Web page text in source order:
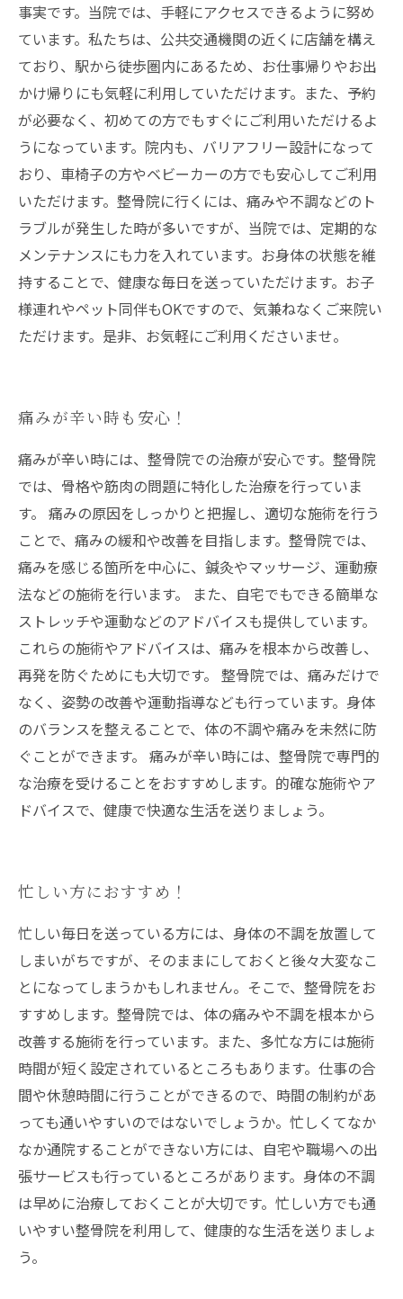
事実です。当院では、手軽にアクセスできるように努め
ています。私たちは、公共交通機関の近くに店舗を構え
ており、駅から徒歩圏内にあるため、お仕事帰りやお出
かけ帰りにも気軽に利用していただけます。また、予約
が必要なく、初めての方でもすぐにご利用いただけるよ
うになっています。院内も、バリアフリー設計になって
おり、車椅子の方やベビーカーの方でも安心してご利用
いただけます。整骨院に行くには、痛みや不調などのト
ラブルが発生した時が多いですが、当院では、定期的な
メンテナンスにも力を入れています。お身体の状態を維
持することで、健康な毎日を送っていただけます。お子
様連れやペット同伴もOKですので、気兼ねなくご来院い
ただけます。是非、お気軽にご利用くださいませ。
痛みが辛い時も安心！
痛みが辛い時には、整骨院での治療が安心です。整骨院
では、骨格や筋肉の問題に特化した治療を行っていま
す。 痛みの原因をしっかりと把握し、適切な施術を行う
ことで、痛みの緩和や改善を目指します。整骨院では、
痛みを感じる箇所を中心に、鍼灸やマッサージ、運動療
法などの施術を行います。 また、自宅でもできる簡単な
ストレッチや運動などのアドバイスも提供しています。
これらの施術やアドバイスは、痛みを根本から改善し、
再発を防ぐためにも大切です。 整骨院では、痛みだけで
なく、姿勢の改善や運動指導なども行っています。身体
のバランスを整えることで、体の不調や痛みを未然に防
ぐことができます。 痛みが辛い時には、整骨院で専門的
な治療を受けることをおすすめします。的確な施術やア
ドバイスで、健康で快適な生活を送りましょう。
忙しい方におすすめ！
忙しい毎日を送っている方には、身体の不調を放置して
しまいがちですが、そのままにしておくと後々大変なこ
とになってしまうかもしれません。そこで、整骨院をお
すすめします。整骨院では、体の痛みや不調を根本から
改善する施術を行っています。また、多忙な方には施術
時間が短く設定されているところもあります。仕事の合
間や休憩時間に行うことができるので、時間の制約があ
っても通いやすいのではないでしょうか。忙しくてなか
なか通院することができない方には、自宅や職場への出
張サービスも行っているところがあります。身体の不調
は早めに治療しておくことが大切です。忙しい方でも通
いやすい整骨院を利用して、健康的な生活を送りましょ
う。